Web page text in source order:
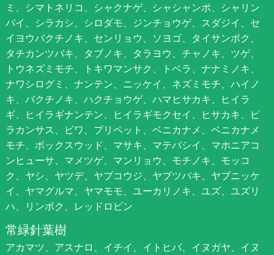
ミ、シマトネリコ、シャクナゲ、シャシャンポ、シャリン
バイ、シラカシ、シロダモ、ジンチョウゲ、スダジイ、セ
イヨウバクチノキ、センリョウ、ソヨゴ、タイサンボク、
タチカンツバキ、タブノキ、タラヨウ、チャノキ、ツゲ、
トウネズミモチ、トキワマンサク、トベラ、ナナミノキ、
ナワシログミ、ナンテン、ニッケイ、ネズミモチ、ハイノ
キ、バクチノキ、ハクチョウゲ、ハマヒサカキ、ヒイラ
ギ、ヒイラギナンテン、ヒイラギモクセイ、ヒサカキ、ピ
ラカンサス、ビワ、プリペット、ベニカナメ、ベニカナメ
モチ、ボックスウッド、マサキ、マテバシイ、マホニアコ
ンヒューサ、マメツゲ、マンリョウ、モチノキ、モッコ
ク、ヤシ、ヤツデ、ヤブコウジ、ヤブツバキ、ヤブニッケ
イ、ヤマグルマ、ヤマモモ、ユーカリノキ、ユズ、ユズリ
ハ、リンボク、レッドロビン
常緑針葉樹
アカマツ、アスナロ、イチイ、イトヒバ、イヌガヤ、イヌ